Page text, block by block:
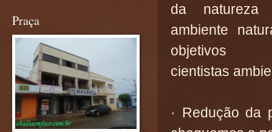
da
ambiente
objetivos
cientistas
· Redução da
Praça